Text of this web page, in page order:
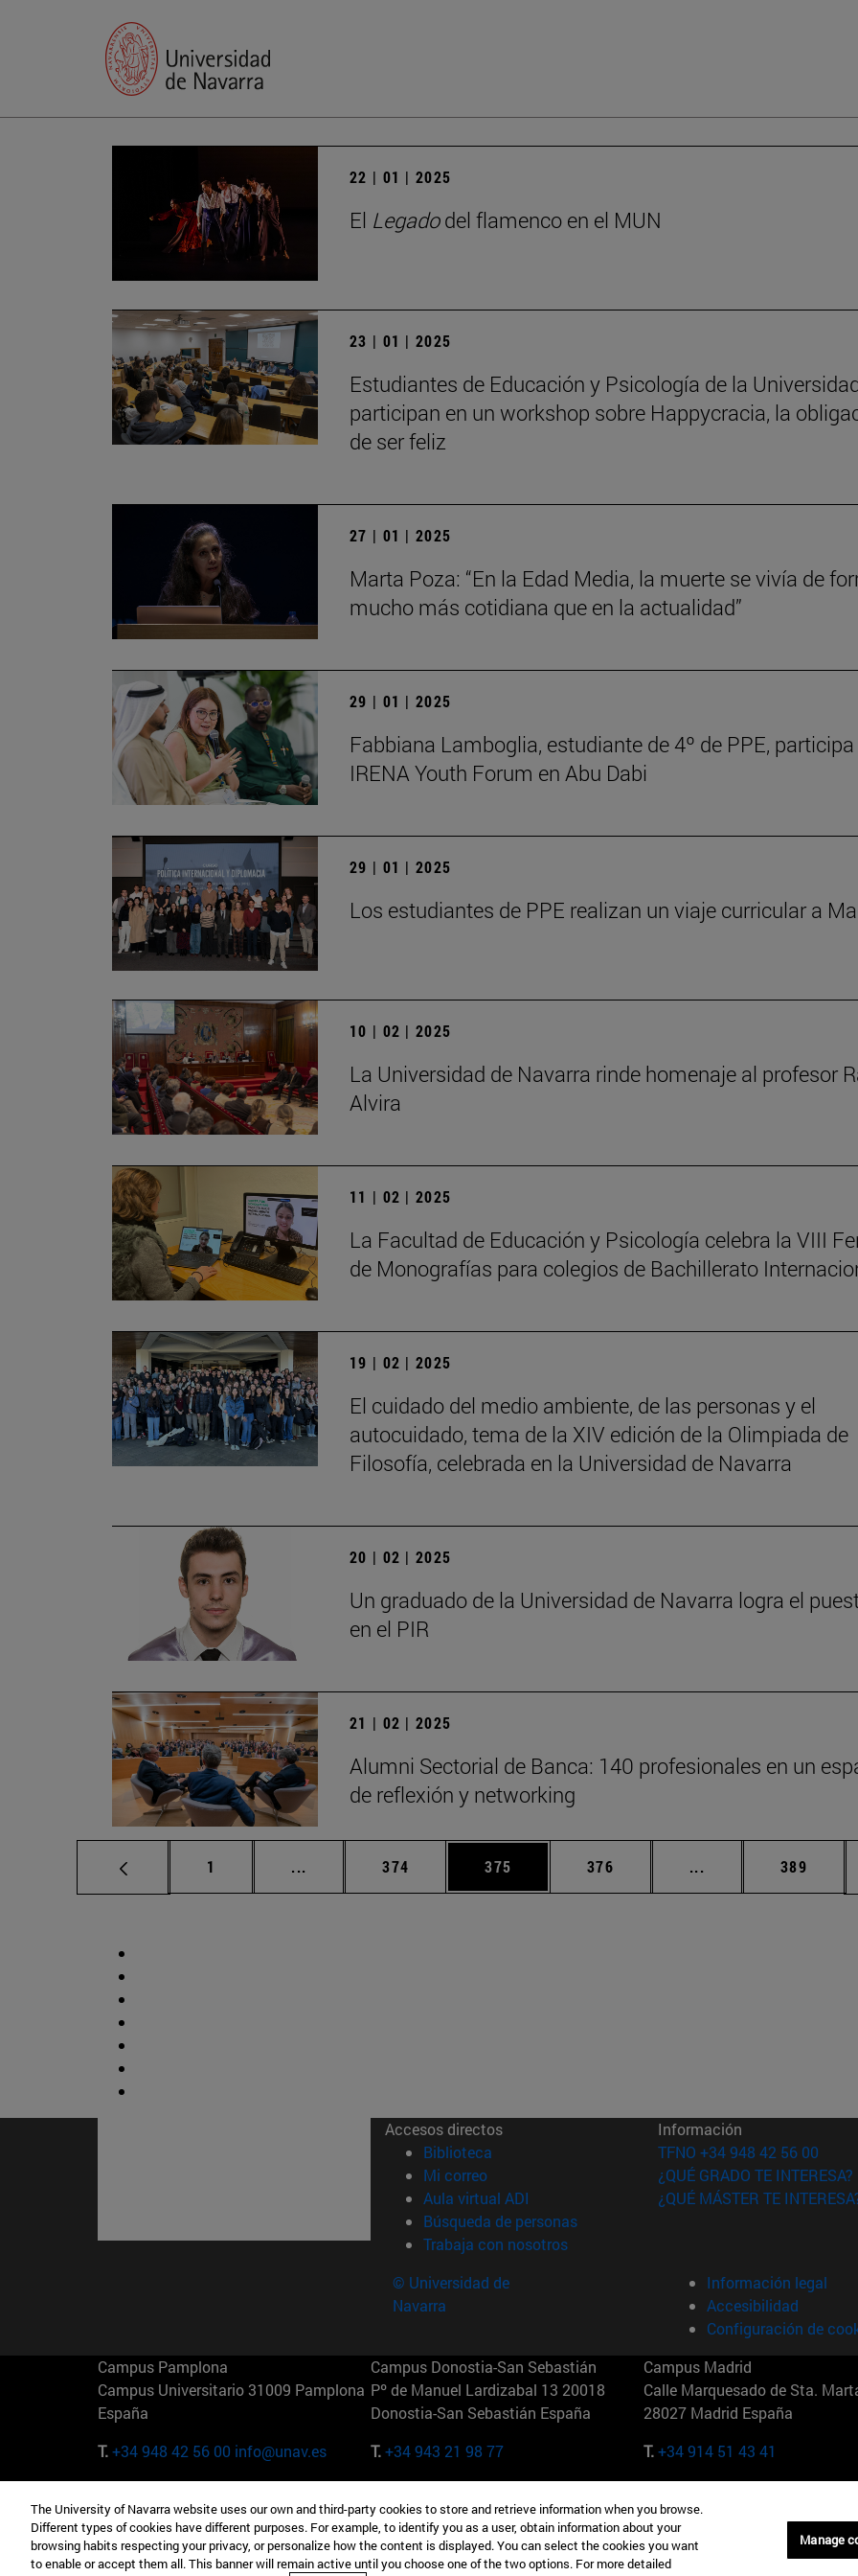
22 | 01 | 2025
El Legadodel flamenco en el MUN
23 | 01 | 2025
Estudiantes de Educación y Psicología de la
participan en un workshop sobre Happycracia, la
de ser feliz
27 | 01 | 2025
Marta Poza: “En la Edad Media, la muerte se vivía de
mucho más cotidiana que en la actualidad”
29 | 01 | 2025
Fabbiana Lamboglia, estudiante de 4º de PPE, participa
IRENA Youth Forum en Abu Dabi
29 | 01 | 2025
Los estudiantes de PPE realizan un viaje curricular a
10 | 02 | 2025
La Universidad de Navarra rinde homenaje al profesor
Alvira
11 | 02 | 2025
La Facultad de Educación y Psicología celebra la VIII
de Monografías para colegios de Bachillerato
19 | 02 | 2025
El cuidado del medio ambiente, de las personas y el
autocuidado, tema de la XIV edición de la Olimpiada de
Filosofía, celebrada en la Universidad de Navarra
20 | 02 | 2025
Un graduado de la Universidad de Navarra logra el
en el PIR
21 | 02 | 2025
Alumni Sectorial de Banca: 140 profesionales en un
de reflexión y networking
Página
1 ... Páginas intermedias Use TAB para desplazarse.
Página
374 Página
375 Página
376 ... Páginas intermedias
Página
389
Accesos directos
Biblioteca (abre en nueva ventana)
Mi correo(abre en nueva ventana)
Aula virtual ADI (abre en nueva ventana)
Búsqueda de personas(abre en nueva ventana)
Trabaja con nosotros(abre en nueva ventana)
Información
TFNO +34 948 42 56 00
¿QUÉ GRADO TE INTERESA?
¿QUÉ MÁSTER TE
© Universidad de
Navarra
Información legal
Accesibilidad
Configuración de
Campus Pamplona
Campus Universitario 31009 Pamplona
España
T.+34 948 42 56 00 info@unav.es
Campus Donostia-San Sebastián
Pº de Manuel Lardizabal 13 20018
Donostia-San Sebastián España
T.+34 943 21 98 77
Campus Madrid
Calle Marquesado de Sta.
28027 Madrid España
T.+34 914 51 43 41
Camino del Cerro Águila 3 28023
Madrid España
165 W 57th St 10019-2201 Nueva York
EE.UU
Maria-Theresia-Straße 15 81675
Múnich Alemania
The University of Navarra website uses our own and third-party cookies to store and retrieve information when you browse.
Different types of cookies have different purposes. For example, to identify you as a user, obtain information about your
browsing habits respecting your privacy, or personalize how the content is displayed. You can select the cookies you want
to enable or accept them all. This banner will remain active until you choose one of the two options. For more detailed
Manage